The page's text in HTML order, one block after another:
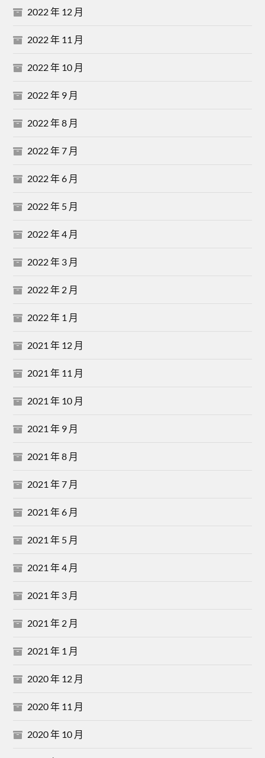
2022 年 12 月
2022 年 11 月
2022 年 10 月
2022 年 9 月
2022 年 8 月
2022 年 7 月
2022 年 6 月
2022 年 5 月
2022 年 4 月
2022 年 3 月
2022 年 2 月
2022 年 1 月
2021 年 12 月
2021 年 11 月
2021 年 10 月
2021 年 9 月
2021 年 8 月
2021 年 7 月
2021 年 6 月
2021 年 5 月
2021 年 4 月
2021 年 3 月
2021 年 2 月
2021 年 1 月
2020 年 12 月
2020 年 11 月
2020 年 10 月